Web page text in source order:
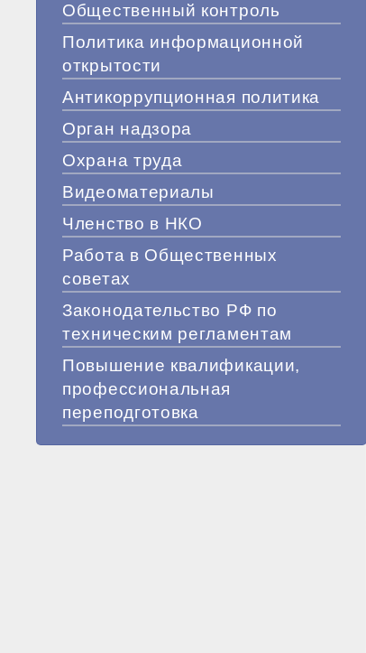
Общественный контроль
Политика информационной
открытости
Антикоррупционная политика
Орган надзора
Охрана труда
Видеоматериалы
Членство в НКО
Работа в Общественных
советах
Законодательство РФ по
техническим регламентам
Повышение квалификации,
профессиональная
переподготовка